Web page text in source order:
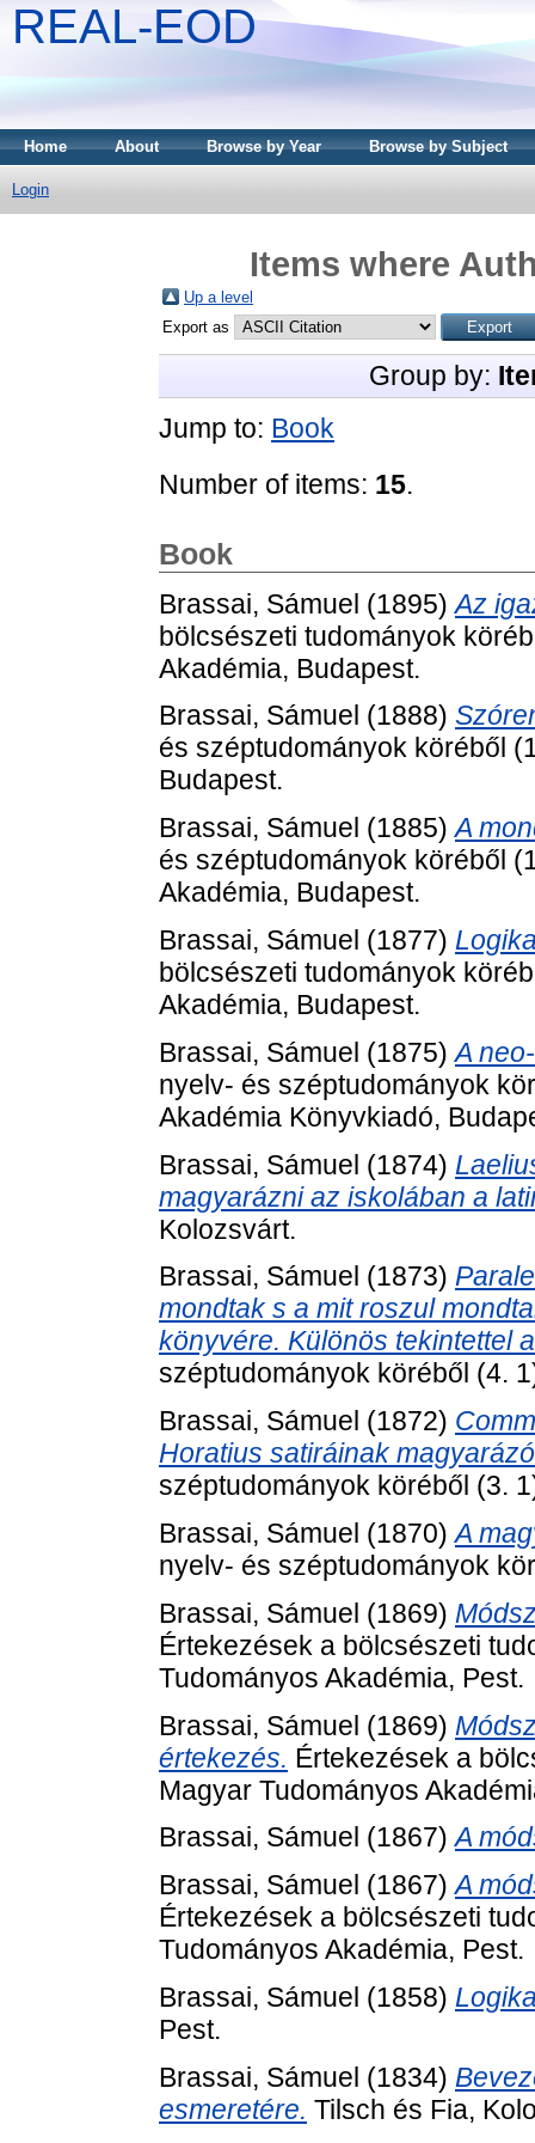
REAL-EOD
Home About Browse by Year Browse by Subject
Login
Items where
Up a level
Export as
Group by:
Jump to: Book
Number of items: 15.
Book
Brassai, Sámuel (1895)Az
bölcsészeti tudományok
Akadémia, Budapest.
Brassai, Sámuel (1888)
és széptudományok köréből
Budapest.
Brassai, Sámuel (1885)A
és széptudományok köréből
Akadémia, Budapest.
Brassai, Sámuel (1877)
bölcsészeti tudományok
Akadémia, Budapest.
Brassai, Sámuel (1875)A
nyelv- és széptudományok
Akadémia Könyvkiadó,
Brassai, Sámuel (1874)
magyarázni az iskolában a
Kolozsvárt.
Brassai, Sámuel (1873)
mondtak s a mit roszul
könyvére. Különös tekintettel
széptudományok köréből (4.
Brassai, Sámuel (1872)
Horatius satiráinak
széptudományok köréből (3.
Brassai, Sámuel (1870)A
nyelv- és széptudományok
Brassai, Sámuel (1869)
Értekezések a bölcsészeti
Tudományos Akadémia, Pest.
Brassai, Sámuel (1869)
értekezés. Értekezések a
Magyar Tudományos
Brassai, Sámuel (1867)A
Brassai, Sámuel (1867)A
Értekezések a bölcsészeti
Tudományos Akadémia, Pest.
Brassai, Sámuel (1858)
Pest.
Brassai, Sámuel (1834)
esmeretére. Tilsch és Fia,